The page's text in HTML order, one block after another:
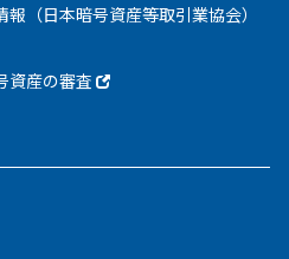
（日本暗号資産等取引業協会）
資産の審査